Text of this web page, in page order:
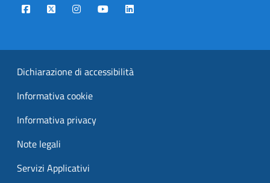
Designers Italia
TwitterInstagramYoutubeLinkedin
Dichiarazione di accessibilità
Informativa cookie
Informativa privacy
Note legali
Servizi Applicativi